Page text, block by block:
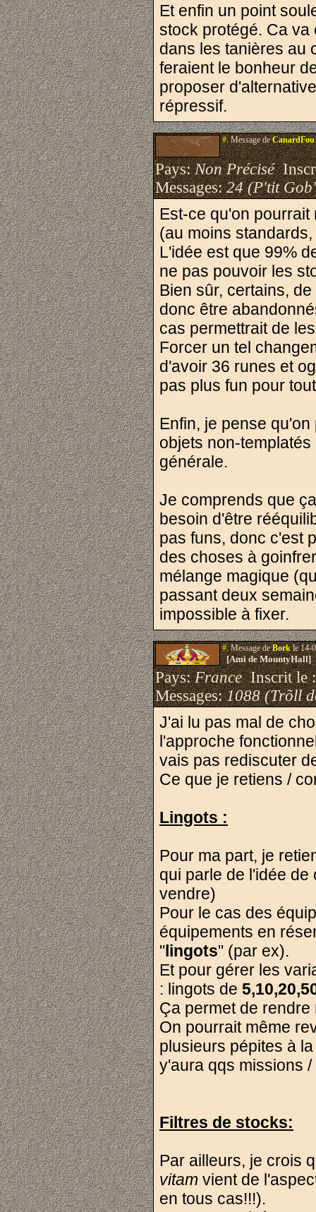
Et enfin un point
stock protégé. Ca va
dans les tanières au
feraient le bonheur
proposer
répressif.
#.Message deCanardFou
Pays:Non Précisé
Messages:24 (P'tit
Est-ce qu'on
(au moins
L'idée est que 99%
ne pas pouvoir les
Bien sûr, certains,
donc être
cas permettrait de
Forcer un tel
d'avoir 36 runes et
pas plus fun pour
Enfin, je pense
objets non-
générale.
Je comprends que
besoin d'être
pas funs, donc c'est
des choses à
mélange magique
passant deux
impossible à fixer.
#.Message deBorkle 14-
[Ami de MountyHall]
Pays:FranceInscrit le
Messages:1088 (Trõll
J'ai lu pas mal de
l'approche
vais pas rediscuter
Ce que je retiens /
Lingots :
Pour ma part, je
qui parle de l'idée
vendre)
Pour le cas des
équipements en
"lingots" (par ex).
Et pour gérer les
: lingots de
Ça permet de
On pourrait même
plusieurs pépites à
y'aura qqs missions
Filtres de stocks:
Par ailleurs, je crois
vitam vient de
en tous cas!!!).